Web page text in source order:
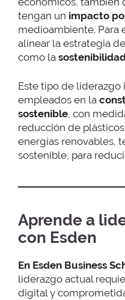
tengan un impacto
medioambiente. Para
alinear la estrategia
como la
Este tipo de liderazgo
empleados en la
sostenible, con
reducción de
energías renovables,
sostenible, para
Aprende a
con Esden
En Esden Business
liderazgo actual
digital y